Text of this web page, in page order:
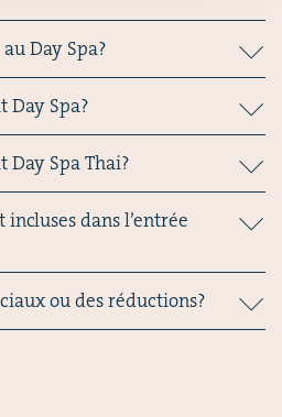
Day Spa?
Day Spa?
Spa Thai?
dans l’entrée
ou des réductions?